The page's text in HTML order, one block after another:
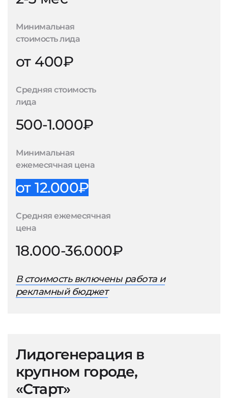
Минимальная
стоимость лида
от 400₽
Средняя стоимость
лида
500-1.000₽
Минимальная
ежемесячная цена
от 12.000₽
Средняя ежемесячная
цена
18.000-36.000₽
В стоимость включены работа и
рекламный бюджет
Лидогенерация в
крупном городе,
«Старт»